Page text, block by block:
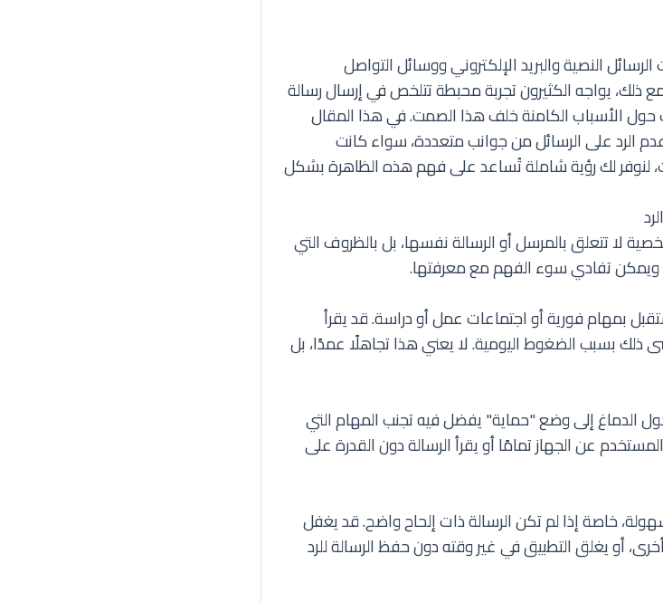
النصية والبريد الإلكتروني ووسائل التواصل
ذلك، يواجه الكثيرون تجربة محبطة تتلخص في إرسال رسالة
حول الأسباب الكامنة خلف هذا الصمت. في هذا المقال
على الرسائل من جوانب متعددة، سواء كانت
لنوفر لك رؤية شاملة تُساعد على فهم هذه الظاهرة بشكل
لا تتعلق بالمرسل أو الرسالة نفسها، بل بالظروف التي
ويمكن تفادي سوء الفهم مع معرفتها.
بمهام فورية أو اجتماعات عمل أو دراسة. قد يقرأ
ذلك بسبب الضغوط اليومية. لا يعني هذا تجاهلًا عمدًا، بل
الدماغ إلى وضع "حماية" يفضل فيه تجنب المهام التي
عن الجهاز تمامًا أو يقرأ الرسالة دون القدرة على
خاصة إذا لم تكن الرسالة ذات إلحاح واضح. قد يغفل
أو يغلق التطبيق في غير وقته دون حفظ الرسالة للرد